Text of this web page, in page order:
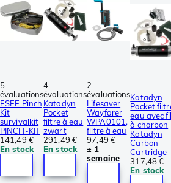
5
évaluations
ESEE Pinch
Kit
survivalkit
PINCH-KIT
141,49 €
En stock
4
évaluations
Katadyn
Pocket
filtre à eau
zwart
291,49 €
En stock
2
évaluations
Lifesaver
Wayfarer
WPA0101,
filtre à eau
97,49 €
± 1
semaine
Katadyn
Pocket
eau avec
à charbon
Katadyn
Carbon
Cartridge
317,48 €
En stock